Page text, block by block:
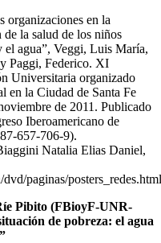
organizaciones en la
la salud de los niños
el agua”, Veggi, Luis María,
Paggi, Federico. XI
Universitaria organizado
en la Ciudad de Santa Fe
de 2011. Publicado
Iberoamericano de
657-706-9).
Natalia Elias Daniel,
paginas/posters_redes.html
Pibito (FBioyF-UNR-
de pobreza: el agua